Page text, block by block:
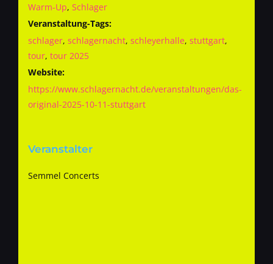
Warm-Up, Schlager
Veranstaltung-Tags:
schlager, schlagernacht, schleyerhalle, stuttgart,
tour, tour 2025
Website:
https://www.schlagernacht.de/veranstaltungen/das-
original-2025-10-11-stuttgart
Veranstalter
Semmel Concerts